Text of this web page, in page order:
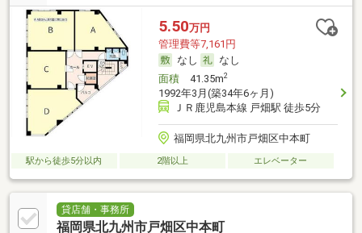
5.50万円
管理費等7,161円
なし
なし
面積41.35m2
1992年3月(築34年6ヶ月)
ＪＲ鹿児島本線 戸畑駅 徒歩5分
福岡県北九州市戸畑区中本町
駅から徒歩5分以内 2階以上 エレベーター
貸店舗・事務所
福岡県北九州市戸畑区中本町